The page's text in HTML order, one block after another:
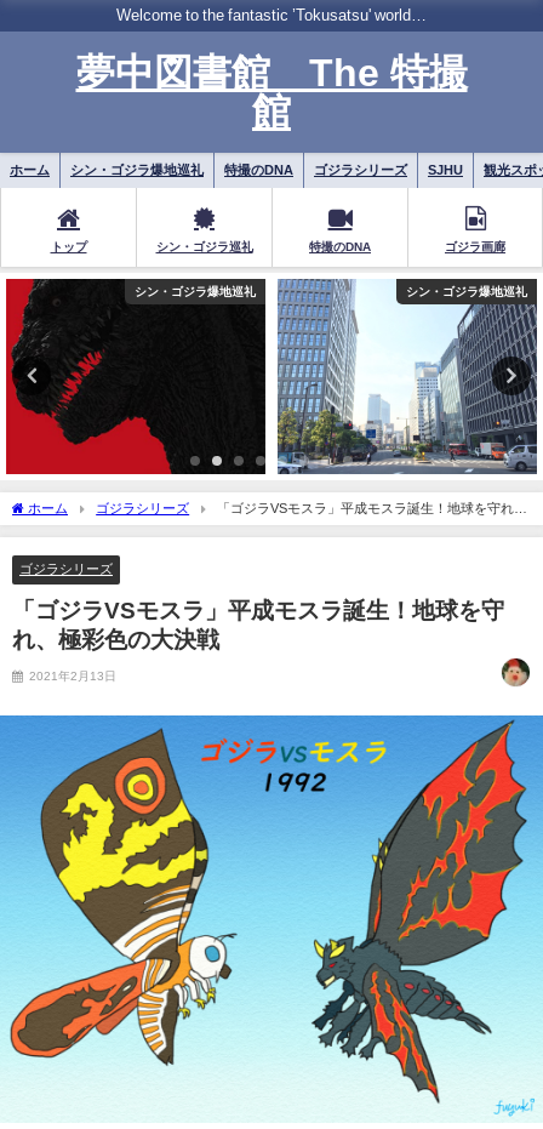
Welcome to the fantastic ’Tokusatsu' world…
夢中図書館 The 特撮
館
ホーム シン・ゴジラ爆地巡礼 特撮のDNA ゴジラシリーズ SJHU 観光スポ
トップ シン・ゴジラ巡礼 特撮のDNA ゴジラ画廊
シン・ゴジラ爆地巡礼 ゴジラシリーズ
ホーム ゴジラシリーズ
「ゴジラVSモスラ」平成モスラ誕生！地球を守れ、
極彩色の大決戦
ゴジラシリーズ
「ゴジラVSモスラ」平成モスラ誕生！地球を守
れ、極彩色の大決戦
2021年2月13日